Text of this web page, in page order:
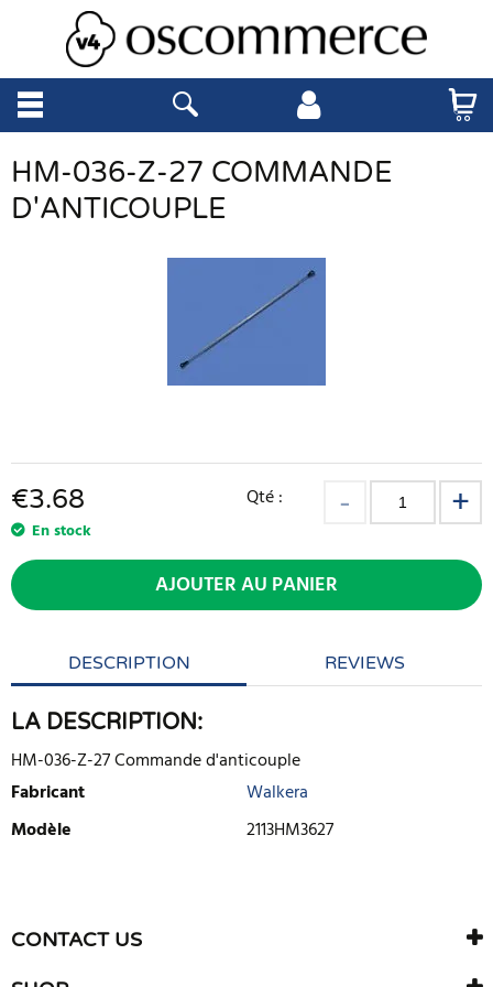
HM-036-Z-27 COMMANDE
D'ANTICOUPLE
€3.68
En stock
Qté :
AJOUTER AU PANIER
DESCRIPTION REVIEWS
LA DESCRIPTION:
HM-036-Z-27 Commande d'anticouple
Fabricant
Walkera
Modèle
2113HM3627
Il n'y a aucun avis sur ce produit. Soyez le premier à écrire un
avis
CONTACT US